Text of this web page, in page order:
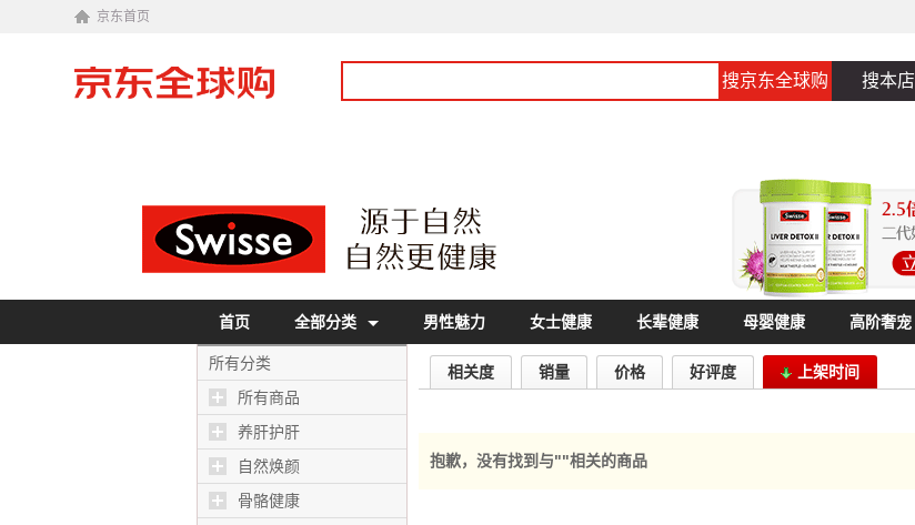
京东首页
搜京东全球购 搜本店
首页 全部分类 男性魅力 女士健康 长辈健康 母婴健康 高阶奢宠
所有分类
所有商品
养肝护肝
自然焕颜
骨骼健康
相关度 销量 价格 好评度 上架时间
抱歉，没有找到与""相关的商品